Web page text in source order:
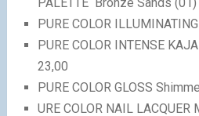
PURE COLOR
PURE COLOR INTENSE
23,00
PURE COLOR GLOSS
URE COLOR NAIL